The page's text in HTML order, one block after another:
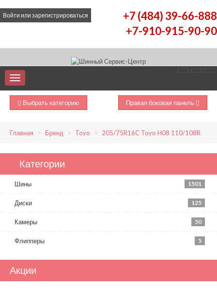
Войти или зарегистрироваться
+7 (484) 39-66-888
+7-910-915-90-90
Выбрать категорию Правая боковая панель
Главная Бренд Toyo 205/75R16C Toyo H08 110/108R
Категории
Шины 1501
Диски 125
Камеры 50
Флипперы 5
Акции